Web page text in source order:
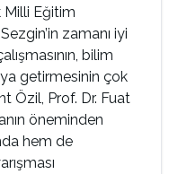
Milli Eğitim
zamanı iyi
bilim
getirmesinin çok
Özil, Prof. Dr. Fuat
öneminden
hem de